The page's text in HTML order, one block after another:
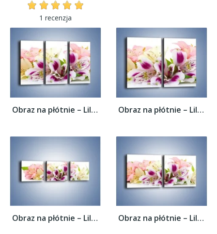
1 recenzja
Obraz na płótnie – Lilie mazane pędzlem –... Obraz na płótnie – Lilie mazane pędzlem –...
Obraz na płótnie – Lilie mazane pędzlem –... Obraz na płótnie – Lilie mazane pędzlem –...